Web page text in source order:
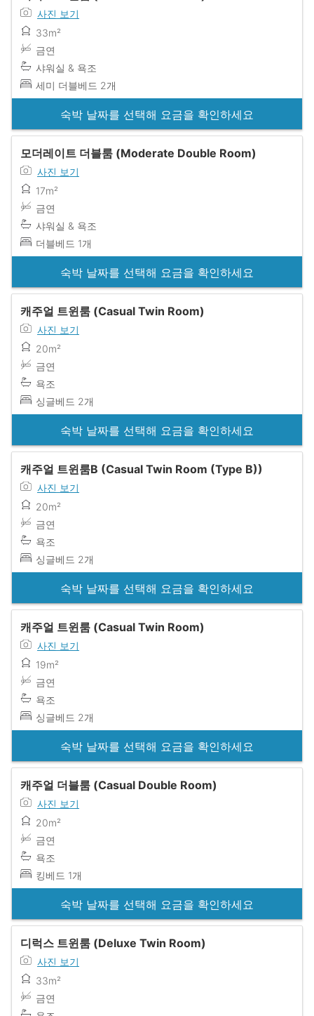
사진 보기
33m²
금연
샤워실 & 욕조
세미 더블베드 2개
숙박 날짜를 선택해 요금을 확인하세요
모더레이트 더블룸 (Moderate Double Room)
사진 보기
17m²
금연
샤워실 & 욕조
더블베드 1개
숙박 날짜를 선택해 요금을 확인하세요
캐주얼 트윈룸 (Casual Twin Room)
사진 보기
20m²
금연
욕조
싱글베드 2개
숙박 날짜를 선택해 요금을 확인하세요
캐주얼 트윈룸B (Casual Twin Room (Type B))
사진 보기
20m²
금연
욕조
싱글베드 2개
숙박 날짜를 선택해 요금을 확인하세요
캐주얼 트윈룸 (Casual Twin Room)
사진 보기
19m²
금연
욕조
싱글베드 2개
숙박 날짜를 선택해 요금을 확인하세요
캐주얼 더블룸 (Casual Double Room)
사진 보기
20m²
금연
욕조
킹베드 1개
숙박 날짜를 선택해 요금을 확인하세요
디럭스 트윈룸 (Deluxe Twin Room)
사진 보기
33m²
금연